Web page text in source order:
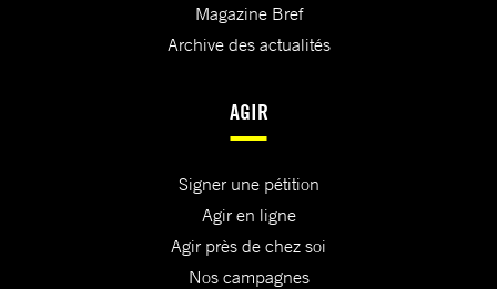
Magazine Bref
Archive des actualités
AGIR
Signer une pétition
Agir en ligne
Agir près de chez soi
Nos campagnes